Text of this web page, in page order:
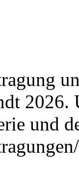
2026.
und